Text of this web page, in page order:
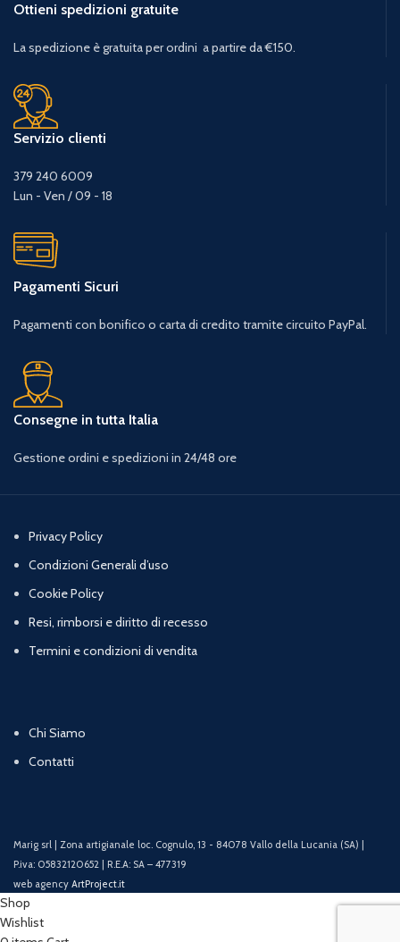
Ottieni spedizioni gratuite
La spedizione è gratuita per ordini a partire da €150.
Servizio clienti
379 240 6009
Lun - Ven / 09 - 18
Pagamenti Sicuri
Pagamenti con bonifico o carta di credito tramite circuito PayPal.
Consegne in tutta Italia
Gestione ordini e spedizioni in 24/48 ore
Privacy Policy
Condizioni Generali d’uso
Cookie Policy
Resi, rimborsi e diritto di recesso
Termini e condizioni di vendita
Chi Siamo
Contatti
Marig srl | Zona artigianale loc. Cognulo, 13 - 84078 Vallo della Lucania (SA) |
P.iva: 05832120652 | R.E.A: SA – 477319
web agency ArtProject.it
Shop
Wishlist